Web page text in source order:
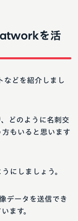
を活
などを紹介しまし
どのように名刺交
もいると思います
にしましょう。
データを送信でき
ます。